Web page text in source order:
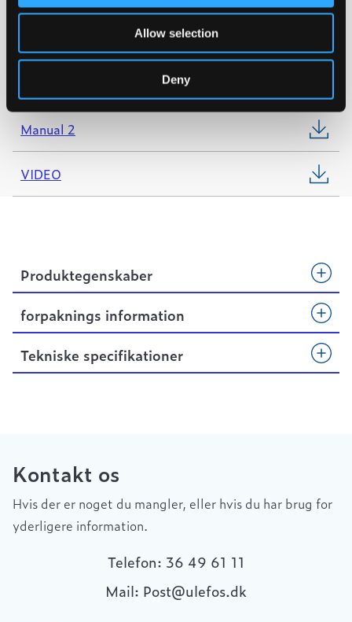
Allow selection
Deny
NORDIC POLYMARK
Manual 2
VIDEO
Produktegenskaber
forpaknings information
Tekniske specifikationer
Kontakt os
Hvis der er noget du mangler, eller hvis du har brug for
yderligere information.
Telefon: 36 49 61 11
Mail: Post@ulefos.dk